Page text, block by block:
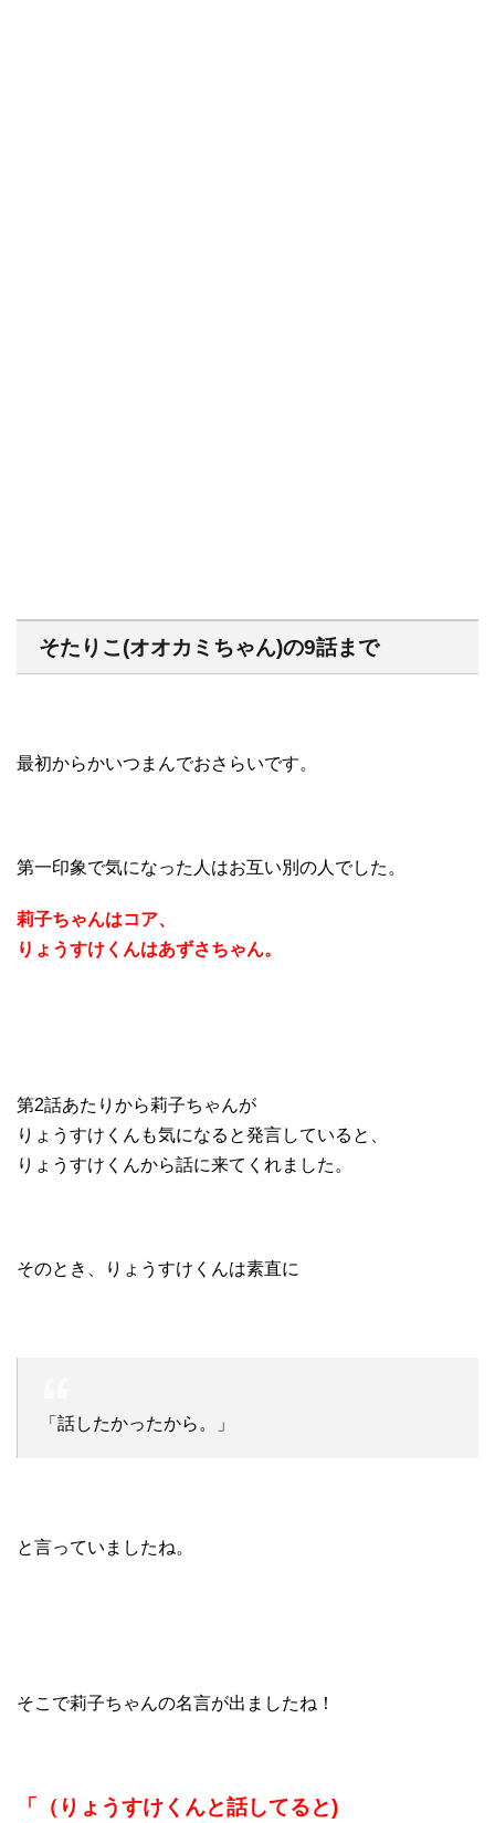
そたりこ(オオカミちゃん)の9話まで
最初からかいつまんでおさらいです。
第一印象で気になった人はお互い別の人でした。
莉子ちゃんはコア、
りょうすけくんはあずさちゃん。
第2話あたりから莉子ちゃんが
りょうすけくんも気になると発言していると、
りょうすけくんから話に来てくれました。
そのとき、りょうすけくんは素直に
「話したかったから。」
と言っていましたね。
そこで莉子ちゃんの名言が出ましたね！
「（りょうすけくんと話してると)